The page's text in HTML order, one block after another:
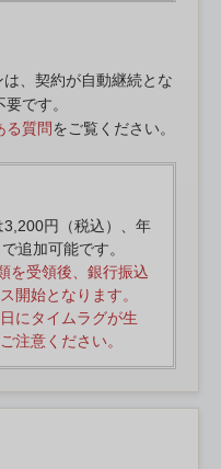
、契約が自動継続とな
です。
る質問をご覧ください。
円（税込）、年
追加可能です。
を受領後、銀行振込
開始となります。
にタイムラグが生
注意ください。